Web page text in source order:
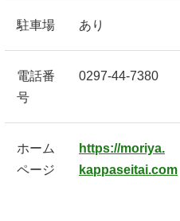
駐車場 あり
電話番
号
0297-44-7380
ホーム
ページ
https://moriya.
kappaseitai.com